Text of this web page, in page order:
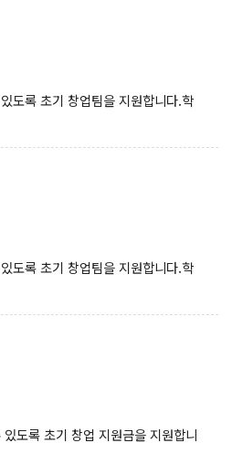
도록 초기 창업팀을 지원합니다.학
도록 초기 창업팀을 지원합니다.학
도록 초기 창업 지원금을 지원합니